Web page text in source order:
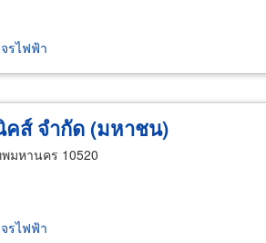
รไฟฟ้า
คส์ จำกัด (มหาชน)
มหานคร 10520
รไฟฟ้า